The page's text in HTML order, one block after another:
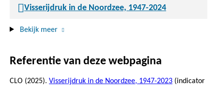
Visserijdruk in de Noordzee, 1947-2024
Bekijk meer
Referentie van deze webpagina
CLO (2025). Visserijdruk in de Noordzee, 1947-2023 (indicator